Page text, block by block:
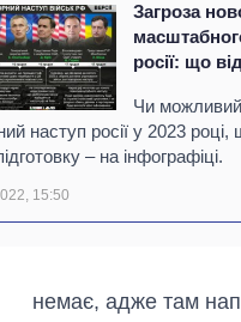
Загроза
росії: що
Чи
наступ росії у 2023 році,
– на інфографіці.
15:50
немає, адже там